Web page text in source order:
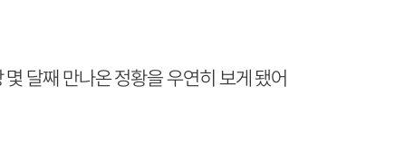
달째 만나온 정황을 우연히 보게 됐어